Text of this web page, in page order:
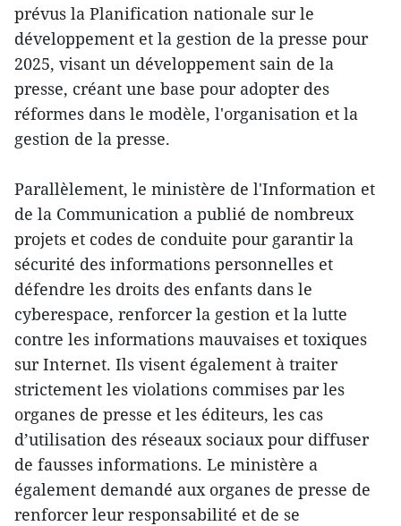
prévus la Planification nationale sur le
développement et la gestion de la presse pour
2025, visant un développement sain de la
presse, créant une base pour adopter des
réformes dans le modèle, l'organisation et la
gestion de la presse.
Parallèlement, le ministère de l'Information et
de la Communication a publié de nombreux
projets et codes de conduite pour garantir la
sécurité des informations personnelles et
défendre les droits des enfants dans le
cyberespace, renforcer la gestion et la lutte
contre les informations mauvaises et toxiques
sur Internet. Ils visent également à traiter
strictement les violations commises par les
organes de presse et les éditeurs, les cas
d’utilisation des réseaux sociaux pour diffuser
de fausses informations. Le ministère a
également demandé aux organes de presse de
renforcer leur responsabilité et de se